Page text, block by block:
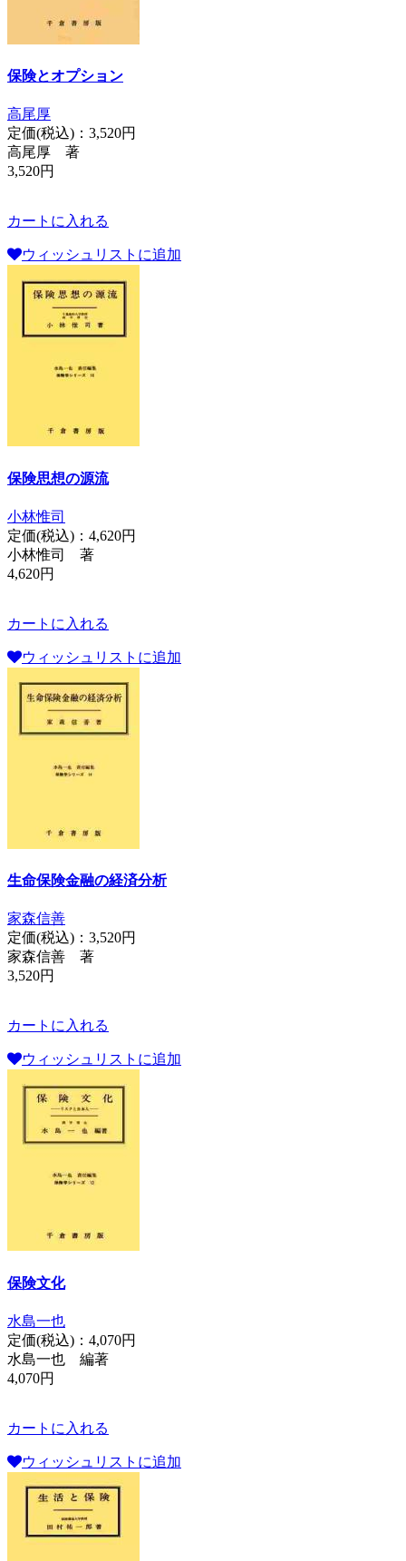
保険とオプション
高尾厚
定価(税込)： 3,520円
高尾厚 著
3,520円
カートに入れる
ウィッシュリストに追加
保険思想の源流
小林惟司
定価(税込)： 4,620円
小林惟司 著
4,620円
カートに入れる
ウィッシュリストに追加
生命保険金融の経済分析
家森信善
定価(税込)： 3,520円
家森信善 著
3,520円
カートに入れる
ウィッシュリストに追加
保険文化
水島一也
定価(税込)： 4,070円
水島一也 編著
4,070円
カートに入れる
ウィッシュリストに追加